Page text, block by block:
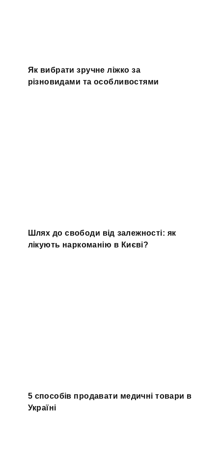
Як вибрати зручне ліжко за
різновидами та особливостями
Шлях до свободи від залежності: як
лікують наркоманію в Києві?
5 способів продавати медичні товари в
Україні